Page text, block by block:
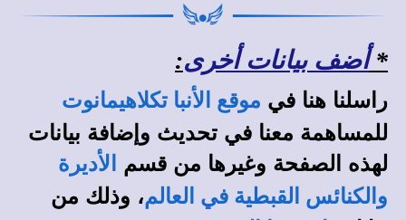
*أضف بيانات أخرى:
راسلنا هنا في موقع الأنبا تكلاهيمانوت
للمساهمة معنا في تحديث وإضافة بيانات
لهذه الصفحة وغيرها من قسم
الأديرة
والكنائس القبطية في العالم، وذلك من